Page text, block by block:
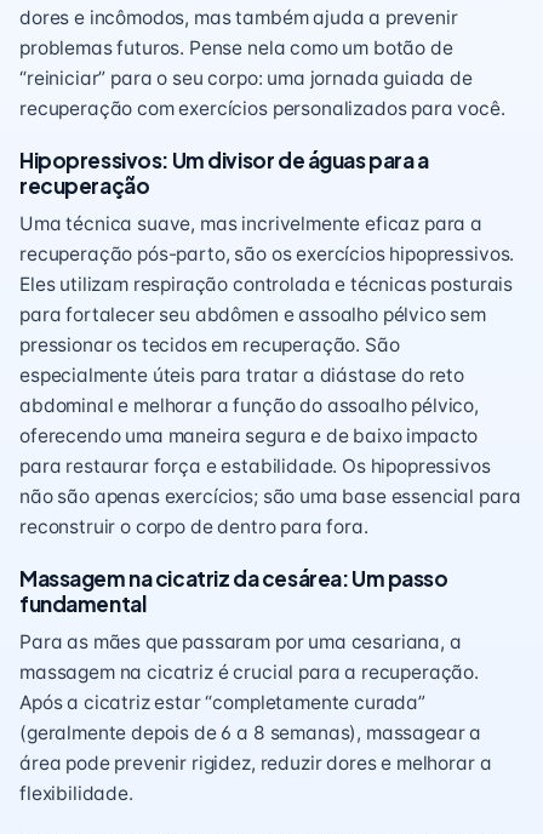
dores e incômodos, mas também ajuda a prevenir
problemas futuros. Pense nela como um botão de
“reiniciar” para o seu corpo: uma jornada guiada de
recuperação com exercícios personalizados para você.
Hipopressivos: Um divisor de águas para a
recuperação
Uma técnica suave, mas incrivelmente eficaz para a
recuperação pós-parto, são os exercícios hipopressivos.
Eles utilizam respiração controlada e técnicas posturais
para fortalecer seu abdômen e assoalho pélvico sem
pressionar os tecidos em recuperação. São
especialmente úteis para tratar a diástase do reto
abdominal e melhorar a função do assoalho pélvico,
oferecendo uma maneira segura e de baixo impacto
para restaurar força e estabilidade. Os hipopressivos
não são apenas exercícios; são uma base essencial para
reconstruir o corpo de dentro para fora.
Massagem na cicatriz da cesárea: Um passo
fundamental
Para as mães que passaram por uma cesariana, a
massagem na cicatriz é crucial para a recuperação.
Após a cicatriz estar “completamente curada”
(geralmente depois de 6 a 8 semanas), massagear a
área pode prevenir rigidez, reduzir dores e melhorar a
flexibilidade.